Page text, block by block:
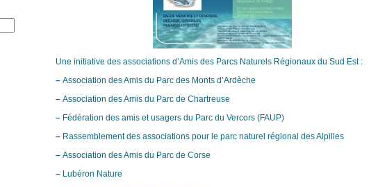
Une initiative des associations d’Amis des Parcs Naturels Régionaux du Sud Est :
– Association des Amis du Parc des Monts d’Ardèche
– Association des Amis du Parc de Chartreuse
– Fédération des amis et usagers du Parc du Vercors (FAUP)
– Rassemblement des associations pour le parc naturel régional des Alpilles
– Association des Amis du Parc de Corse
– Lubéron Nature